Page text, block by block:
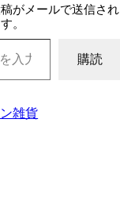
がメールで送信され
。
購読
雑貨